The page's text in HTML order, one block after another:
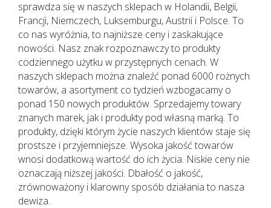
sprawdza się w naszych sklepach w Holandii, Belgii,
Francji, Niemczech, Luksemburgu, Austrii i Polsce. To
co nas wyróżnia, to najniższe ceny i zaskakujące
nowości. Nasz znak rozpoznawczy to produkty
codziennego użytku w przystępnych cenach. W
naszych sklepach można znaleźć ponad 6000 rożnych
towarów, a asortyment co tydzień wzbogacamy o
ponad 150 nowych produktów. Sprzedajemy towary
znanych marek, jak i produkty pod własną marką. To
produkty, dzięki którym życie naszych klientów staje się
prostsze i przyjemniejsze. Wysoka jakość towarów
wnosi dodatkową wartość do ich życia. Niskie ceny nie
oznaczają niższej jakości. Dbałość o jakość,
zrównoważony i klarowny sposób działania to nasza
dewiza.